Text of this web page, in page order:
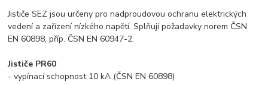
Jističe SEZ jsou určeny pro nadproudovou ochranu elektrických
vedení a zařízení nízkého napětí. Splňují požadavky norem ČSN
EN 60898, příp. ČSN EN 60947-2.
Jističe PR60
- vypínací schopnost 10 kA (ČSN EN 60898)